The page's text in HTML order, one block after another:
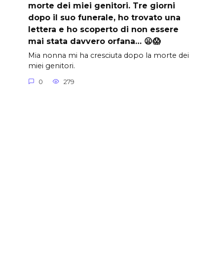
morte dei miei genitori. Tre giorni
dopo il suo funerale, ho trovato una
lettera e ho scoperto di non essere
mai stata davvero orfana… 😦😱
Mia nonna mi ha cresciuta dopo la morte dei
miei genitori.
0 279